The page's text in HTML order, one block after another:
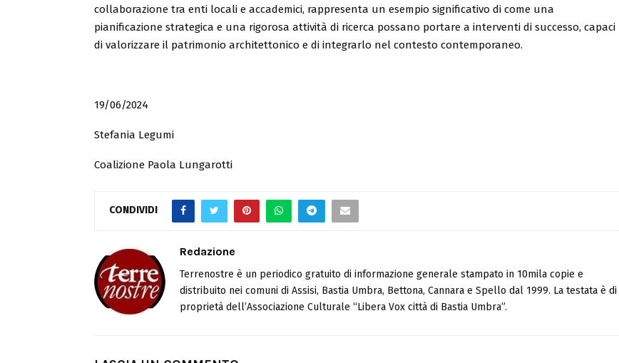
collaborazione tra enti locali e accademici, rappresenta un esempio significativo di come una
pianificazione strategica e una rigorosa attività di ricerca possano portare a interventi di successo, capaci
di valorizzare il patrimonio architettonico e di integrarlo nel contesto contemporaneo.
19/06/2024
Stefania Legumi
Coalizione Paola Lungarotti
CONDIVIDI
Redazione
Terrenostre è un periodico gratuito di informazione generale stampato in 10mila copie e
distribuito nei comuni di Assisi, Bastia Umbra, Bettona, Cannara e Spello dal 1999. La testata è di
proprietà dell’Associazione Culturale “Libera Vox città di Bastia Umbra”.